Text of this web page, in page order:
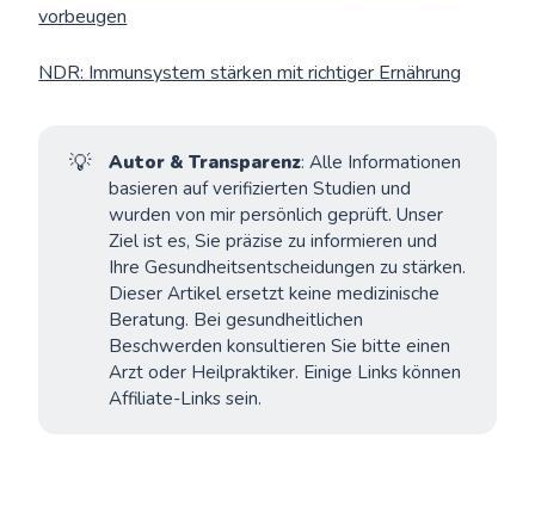
vorbeugen
NDR: Immunsystem stärken mit richtiger Ernährung
💡 Autor & Transparenz: Alle Informationen
basieren auf verifizierten Studien und
wurden von mir persönlich geprüft. Unser
Ziel ist es, Sie präzise zu informieren und
Ihre Gesundheitsentscheidungen zu stärken.
Dieser Artikel ersetzt keine medizinische
Beratung. Bei gesundheitlichen
Beschwerden konsultieren Sie bitte einen
Arzt oder Heilpraktiker. Einige Links können
Affiliate-Links sein.